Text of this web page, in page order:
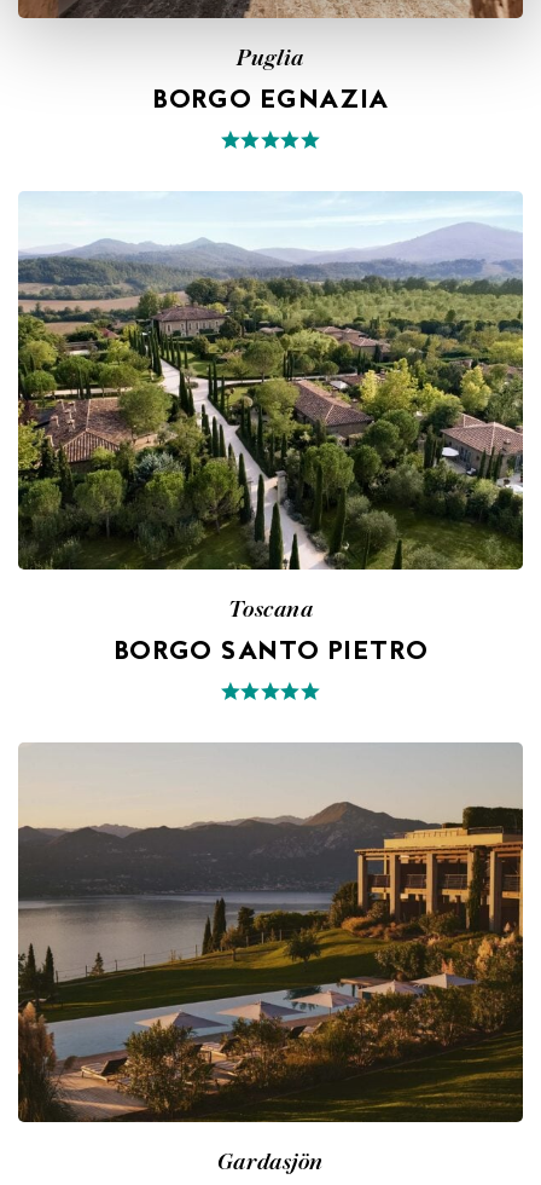
Puglia
BORGO EGNAZIA
Toscana
BORGO SANTO PIETRO
Gardasjön